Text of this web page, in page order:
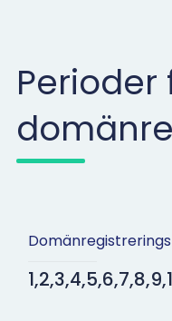
Perioder